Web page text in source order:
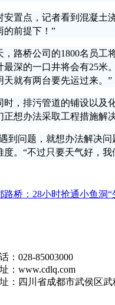
点，记者看到混凝土浇
的前提下！”
桥公司的1800名员工将
最深的一口井将会有25米
天就有两台要先运过来。”
排污管道的铺设以及化
正想办法采取工程措施解
问题，就想办法解决问
度。“不过只要天气好，
路桥：28小时抢通小鱼洞“
：028-85003000
：www.cdlq.com
：四川省成都市武侯区武